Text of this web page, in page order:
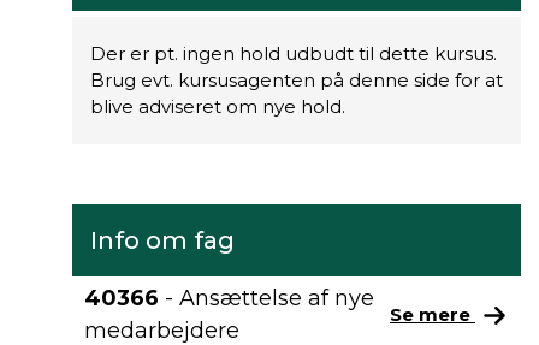
Der er pt. ingen hold udbudt til dette kursus.
Brug evt. kursusagenten på denne side for at
blive adviseret om nye hold.
Info om fag
40366 - Ansættelse af nye
medarbejdere
Se mere